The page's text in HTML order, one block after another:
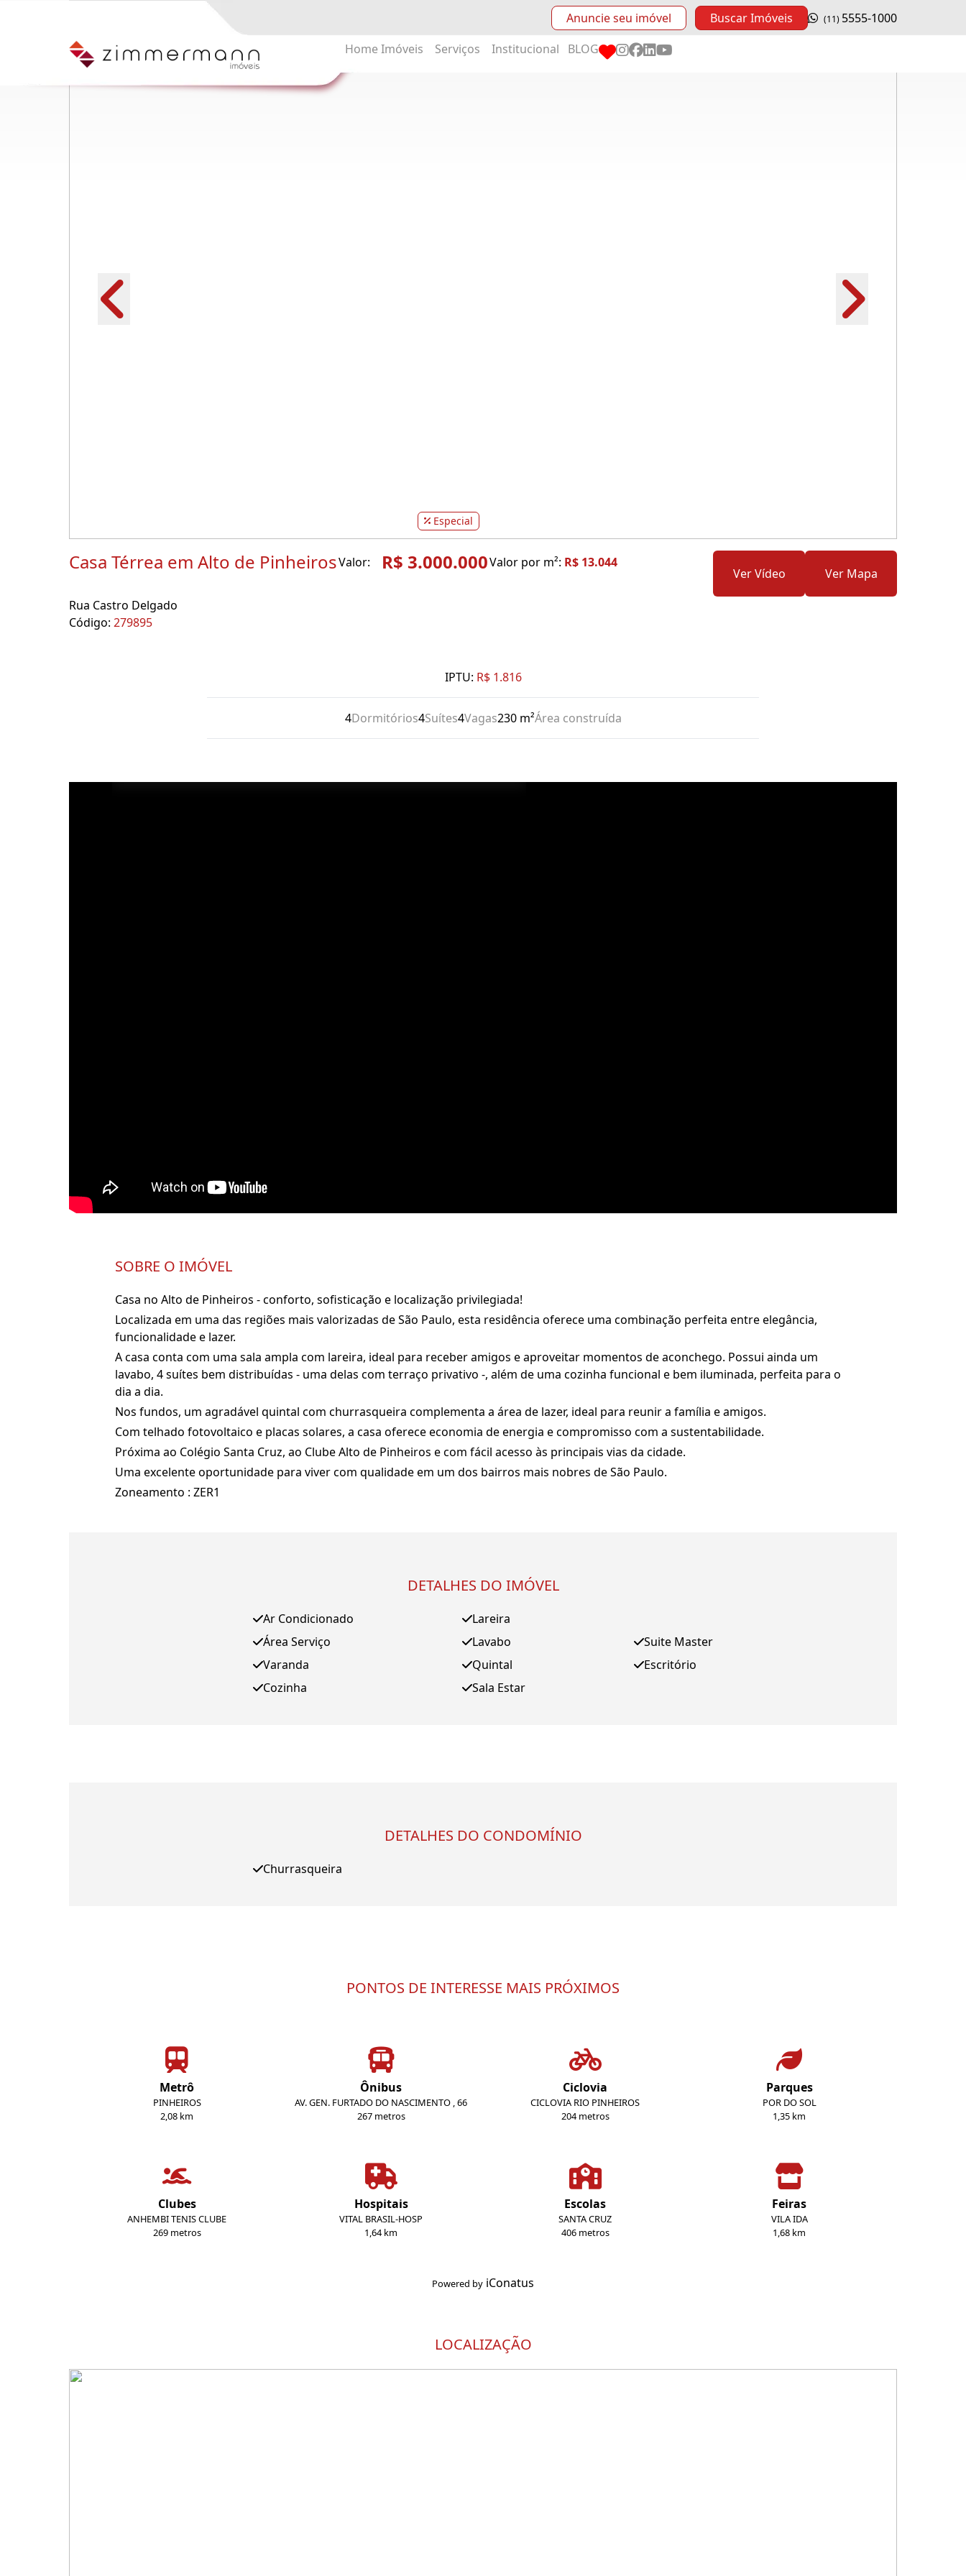
Anuncie seu imóvel Buscar Imóveis (11) 5555-1000
Home Imóveis Serviços Institucional BLOG
Especial
Casa Térrea em Alto de PinheirosValor: R$ 3.000.000Valor por m²: R$ 13.044
Rua Castro Delgado
Código: 279895
Ver Vídeo Ver Mapa
IPTU: R$ 1.816
4Dormitórios4Suítes4Vagas230 m²Área construída
SOBRE O IMÓVEL
Casa no Alto de Pinheiros - conforto, sofisticação e localização privilegiada!
Localizada em uma das regiões mais valorizadas de São Paulo, esta residência oferece uma combinação perfeita entre elegância,
funcionalidade e lazer.
A casa conta com uma sala ampla com lareira, ideal para receber amigos e aproveitar momentos de aconchego. Possui ainda um
lavabo, 4 suítes bem distribuídas - uma delas com terraço privativo -, além de uma cozinha funcional e bem iluminada, perfeita para o
dia a dia.
Nos fundos, um agradável quintal com churrasqueira complementa a área de lazer, ideal para reunir a família e amigos.
Com telhado fotovoltaico e placas solares, a casa oferece economia de energia e compromisso com a sustentabilidade.
Próxima ao Colégio Santa Cruz, ao Clube Alto de Pinheiros e com fácil acesso às principais vias da cidade.
Uma excelente oportunidade para viver com qualidade em um dos bairros mais nobres de São Paulo.
Zoneamento : ZER1
DETALHES DO IMÓVEL
Ar Condicionado
Área Serviço
Varanda
Cozinha
Lareira
Lavabo
Quintal
Sala Estar
Suite Master
Escritório
DETALHES DO CONDOMÍNIO
Churrasqueira
PONTOS DE INTERESSE MAIS PRÓXIMOS
Metrô
PINHEIROS
2,08 km
Ônibus
AV. GEN. FURTADO DO NASCIMENTO , 66
267 metros
Ciclovia
CICLOVIA RIO PINHEIROS
204 metros
Parques
POR DO SOL
1,35 km
Clubes
ANHEMBI TENIS CLUBE
269 metros
Hospitais
VITAL BRASIL-HOSP
1,64 km
Escolas
SANTA CRUZ
406 metros
Feiras
VILA IDA
1,68 km
Powered by iConatus
LOCALIZAÇÃO